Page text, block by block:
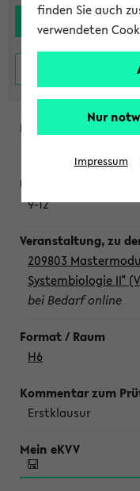
9-12
209803
Systembiologie II"
bei Bedarf online
H6
Erstklausur
finden Sie auch
verwendeten
Nur
Impressum